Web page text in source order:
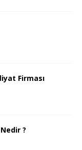
Firması
?